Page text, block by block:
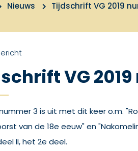
Nieuws Tijdschrift VG 2019
VG
nummer 3 is uit met dit keer o.m.
van de 18e eeuw" en
II, het 2e deel.